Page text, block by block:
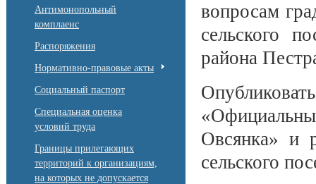
Антимонопольный
комплаенс
Распоряжения
Нормативно-правовые акты
Социальный паспорт
Специальная оценка
условий труда
Границы прилегающих
территорий к организациям,
на которых не допускается
вопросам
сельского
района
Овсянка» и
сельского